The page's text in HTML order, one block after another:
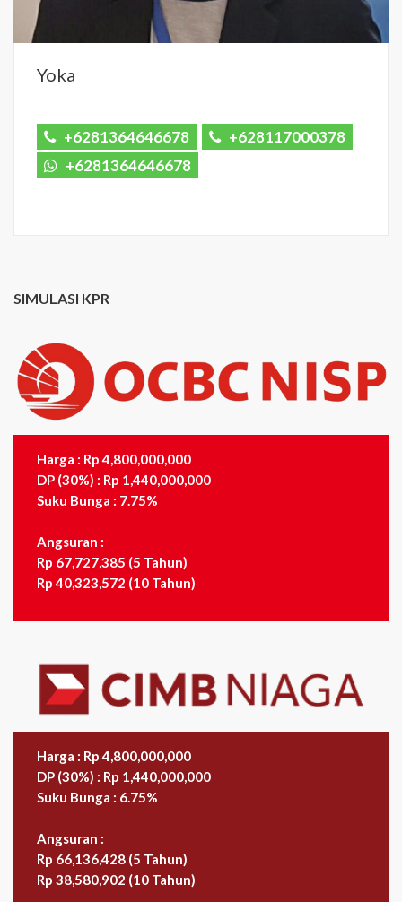
Yoka
+6281364646678
+628117000378
+6281364646678
SIMULASI KPR
Harga : Rp 4,800,000,000
DP (30%) : Rp 1,440,000,000
Suku Bunga : 7.75%
Angsuran :
Rp 67,727,385 (5 Tahun)
Rp 40,323,572 (10 Tahun)
Harga : Rp 4,800,000,000
DP (30%) : Rp 1,440,000,000
Suku Bunga : 6.75%
Angsuran :
Rp 66,136,428 (5 Tahun)
Rp 38,580,902 (10 Tahun)